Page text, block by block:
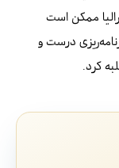
ممکن است
درست و
کرد.